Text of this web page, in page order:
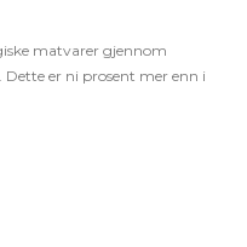
matvarer gjennom
er ni prosent mer enn i